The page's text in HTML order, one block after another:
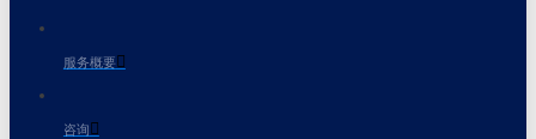
服务概要
咨询